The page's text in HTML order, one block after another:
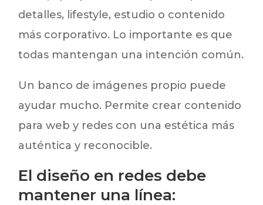
detalles, lifestyle, estudio o contenido
más corporativo. Lo importante es que
todas mantengan una intención común.
Un banco de imágenes propio puede
ayudar mucho. Permite crear contenido
para web y redes con una estética más
auténtica y reconocible.
El diseño en redes debe
mantener una línea: